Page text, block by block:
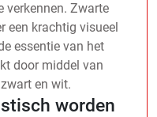
verkennen. Zwarte
een krachtig visueel
essentie van het
door middel van
en wit.
worden